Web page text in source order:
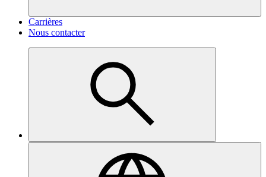
Carrières
Nous contacter